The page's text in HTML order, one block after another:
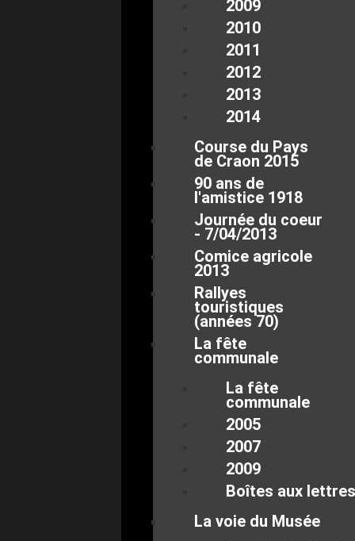
2009
2010
2011
2012
2013
2014
Course du Pays
de Craon 2015
90 ans de
l'amistice 1918
Journée du coeur
- 7/04/2013
Comice agricole
2013
Rallyes
touristiques
(années 70)
La fête
communale
La fête
communale
2005
2007
2009
Boîtes aux lettres
La voie du Musée